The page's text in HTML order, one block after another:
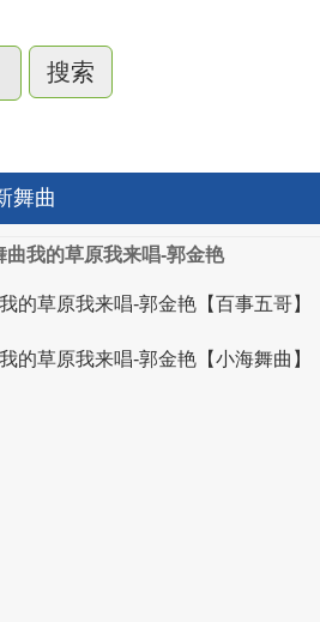
舞曲
曲我的草原我来唱-郭金艳
的草原我来唱-郭金艳【百事五哥】
的草原我来唱-郭金艳【小海舞曲】
们将积极配合删除，如有不便，请见谅！
同场合的表演舞蹈音乐、推广全民健身运动